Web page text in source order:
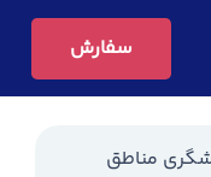
سفارش
مناطق